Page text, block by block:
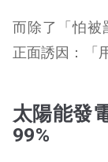
而除了「怕被
正面誘因：「
太陽能發
99%